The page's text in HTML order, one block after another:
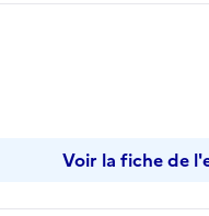
Voir la fiche de